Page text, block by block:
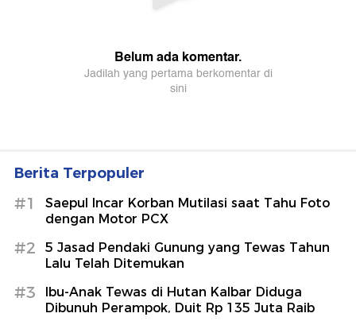
Berita Terpopuler
#1
Saepul Incar Korban Mutilasi saat Tahu Foto
dengan Motor PCX
#2
5 Jasad Pendaki Gunung yang Tewas Tahun
Lalu Telah Ditemukan
#3
Ibu-Anak Tewas di Hutan Kalbar Diduga
Dibunuh Perampok, Duit Rp 135 Juta Raib